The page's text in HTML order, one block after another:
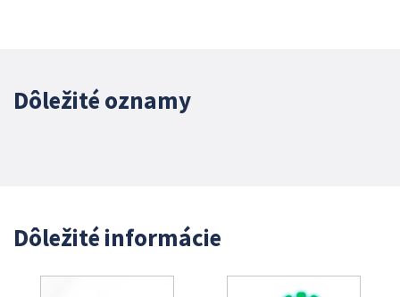
Dôležité oznamy
Dôležité informácie